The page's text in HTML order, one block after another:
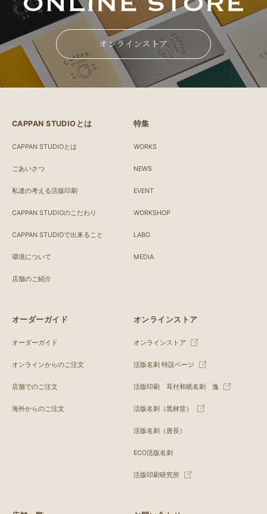
オンラインストア
CAPPAN STUDIOとは
CAPPAN STUDIOとは
ごあいさつ
私達の考える活版印刷
CAPPAN STUDIOのこだわり
CAPPAN STUDIOで出来ること
環境について
店舗のご紹介
特集
WORKS
NEWS
EVENT
WORKSHOP
LABO
MEDIA
オーダーガイド
オーダーガイド
オンラインからのご注文
店舗でのご注文
海外からのご注文
オンラインストア
オンラインストア
活版名刺 特設ページ
活版印刷 耳付和紙名刺 逸
活版名刺（黒林堂）
活版名刺（唐長）
ECO活版名刺
活版印刷研究所